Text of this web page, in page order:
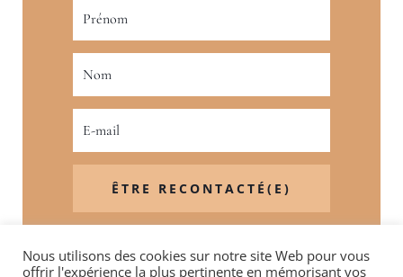
ÊTRE RECONTACTÉ(E)
Nous utilisons des cookies sur notre site Web pour vous
offrir l'expérience la plus pertinente en mémorisant vos